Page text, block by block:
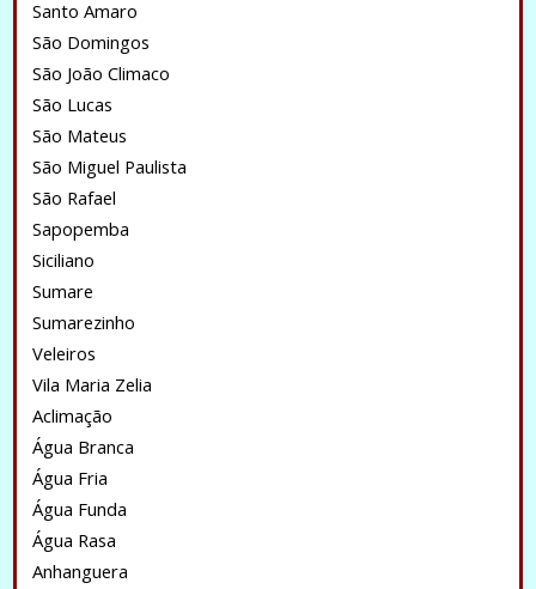
Santo Amaro
São Domingos
São João Climaco
São Lucas
São Mateus
São Miguel Paulista
São Rafael
Sapopemba
Siciliano
Sumare
Sumarezinho
Veleiros
Vila Maria Zelia
Aclimação
Água Branca
Água Fria
Água Funda
Água Rasa
Anhanguera